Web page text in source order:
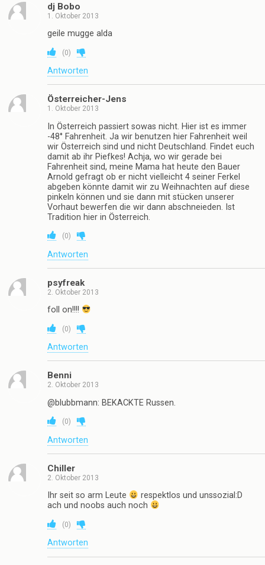
dj Bobo
1. Oktober 2013
geile mugge alda
(0)
Antworten
Österreicher-Jens
1. Oktober 2013
In Österreich passiert sowas nicht. Hier ist es immer
-48° Fahrenheit. Ja wir benutzen hier Fahrenheit weil
wir Österreich sind und nicht Deutschland. Findet euch
damit ab ihr Piefkes! Achja, wo wir gerade bei
Fahrenheit sind, meine Mama hat heute den Bauer
Arnold gefragt ob er nicht vielleicht 4 seiner Ferkel
abgeben könnte damit wir zu Weihnachten auf diese
pinkeln können und sie dann mit stücken unserer
Vorhaut bewerfen die wir dann abschneieden. Ist
Tradition hier in Österreich.
(0)
Antworten
psyfreak
2. Oktober 2013
foll on!!!!
(0)
Antworten
Benni
2. Oktober 2013
@blubbmann: BEKACKTE Russen.
(0)
Antworten
Chiller
2. Oktober 2013
Ihr seit so arm Leute
respektlos und unssozial:D
ach und noobs auch noch
(0)
Antworten